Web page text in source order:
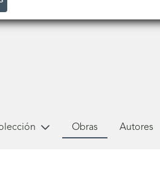
Obras Autores